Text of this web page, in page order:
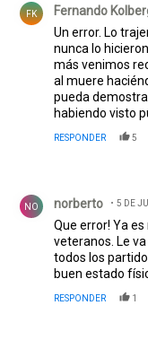
FK Fernando
Un error. Lo
nunca lo
más venimos
al muere
pueda
habiendo visto
RESPONDER 5
NO norberto 5 DE
Que error! Ya
veteranos. Le
todos los
buen estado
RESPONDER 1